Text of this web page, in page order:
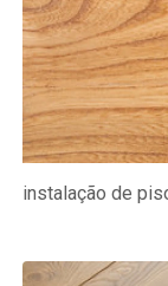
instalação de